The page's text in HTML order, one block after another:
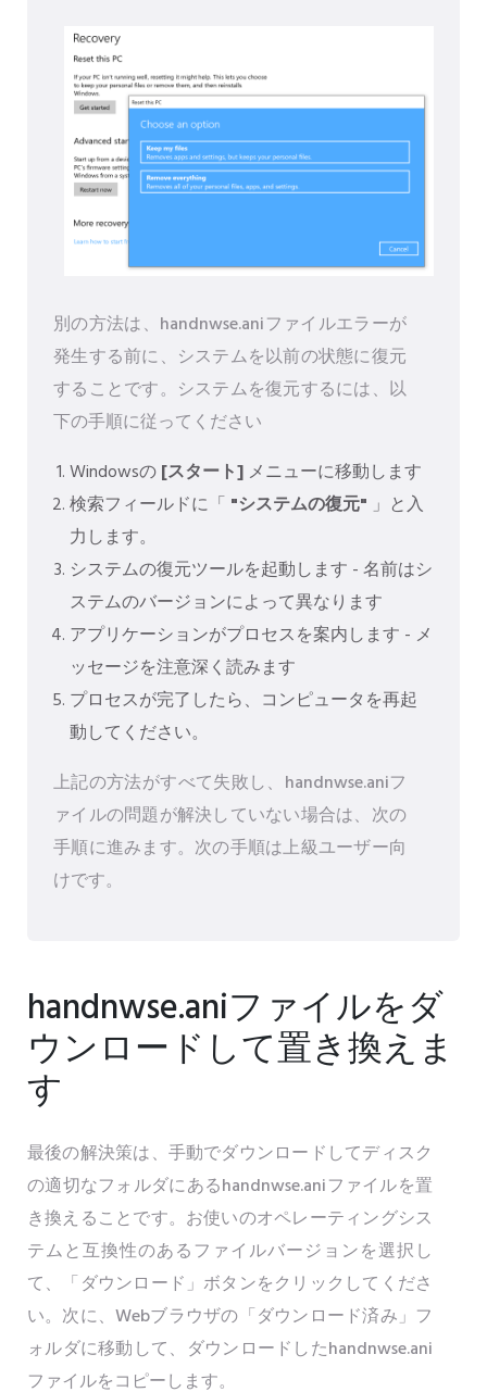
別の方法は、handnwse.aniファイルエラーが
発生する前に、システムを以前の状態に復元
することです。システムを復元するには、以
下の手順に従ってください
Windowsの[スタート] メニューに移動します
検索フィールドに「 "システムの復元" 」と入
力します。
システムの復元ツールを起動します - 名前はシ
ステムのバージョンによって異なります
アプリケーションがプロセスを案内します - メ
ッセージを注意深く読みます
プロセスが完了したら、コンピュータを再起
動してください。
上記の方法がすべて失敗し、handnwse.aniフ
ァイルの問題が解決していない場合は、次の
手順に進みます。次の手順は上級ユーザー向
けです。
handnwse.aniファイルをダ
ウンロードして置き換えま
す
最後の解決策は、手動でダウンロードしてディスク
の適切なフォルダにあるhandnwse.aniファイルを置
き換えることです。お使いのオペレーティングシス
テムと互換性のあるファイルバージョンを選択し
て、「ダウンロード」ボタンをクリックしてくださ
い。次に、Webブラウザの「ダウンロード済み」フ
ォルダに移動して、ダウンロードしたhandnwse.ani
ファイルをコピーします。